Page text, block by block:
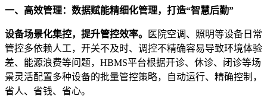
一、高效管理：数据赋能精细化管理，打造“智慧后勤”
设备场景化集控，提升管控效率。
医院空调、照明等设备日常
管控多依赖人工，开关不及时、调控不精确容易导致环境体验
差、能源浪费等问题，HBMS平台根据开诊、休诊、闭诊等场
景灵活配置多种设备的批量管控策略，自动运行、精确控制，
省人、省钱、省心。